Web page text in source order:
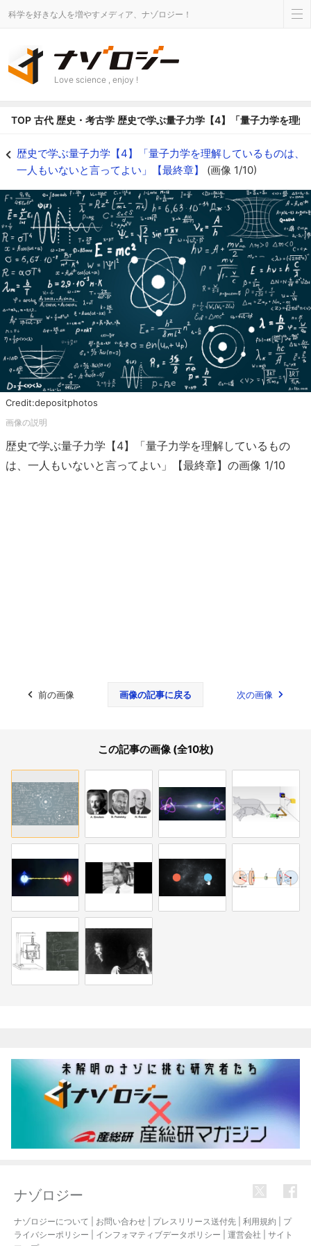
科学を好きな人を増やすメディア、ナゾロジー！
Love science , enjoy !
TOP 古代 歴史・考古学 歴史で学ぶ量子力学【4】「量子力学を理
歴史で学ぶ量子力学【4】「量子力学を理解しているものは、
一人もいないと言ってよい」【最終章】 (画像 1/10)
Credit:depositphotos
歴史で学ぶ量子力学【4】「量子力学を理解しているもの
は、一人もいないと言ってよい」【最終章】の画像 1/10
前の画像 画像の記事に戻る 次の画像
この記事の画像 (全10枚)
ナゾロジー
ナゾロジーについて お問い合わせ プレスリリース送付先 利用規約
プ
ライバシーポリシー
インフォマティブデータポリシー 運営会社
サイト